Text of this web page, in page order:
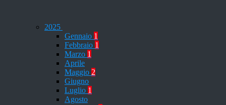
2025
Gennaio 1
Febbraio 1
Marzo 1
Aprile
Maggio 2
Giugno
Luglio 1
Agosto